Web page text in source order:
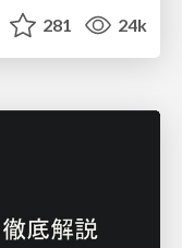
281 24k